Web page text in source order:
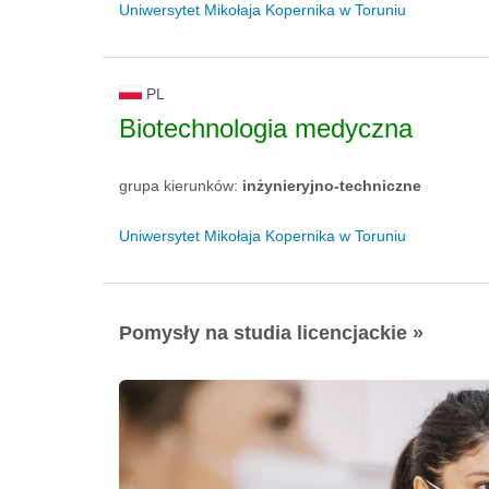
Uniwersytet Mikołaja Kopernika w Toruniu
PL
Biotechnologia medyczna
grupa kierunków: inżynieryjno-techniczne
Uniwersytet Mikołaja Kopernika w Toruniu
Pomysły na studia licencjackie »